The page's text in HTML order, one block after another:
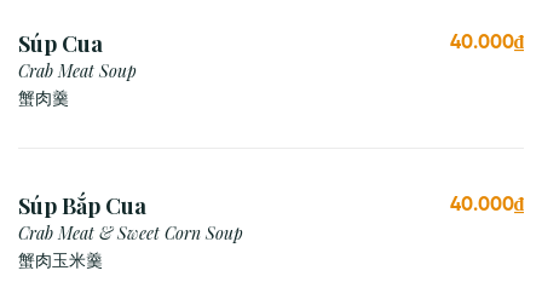
Súp Cua
Crab Meat Soup
蟹肉羹
40.000₫
Súp Bắp Cua
Crab Meat & Sweet Corn Soup
蟹肉玉米羹
40.000₫